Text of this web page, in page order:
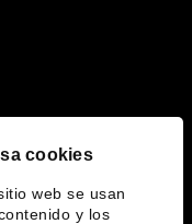
cookies
web se usan
y los